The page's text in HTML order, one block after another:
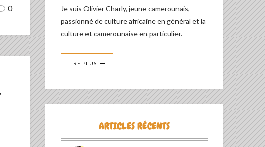
0
Je suis Olivier Charly, jeune camerounais,
passionné de culture africaine en général et la
culture et camerounaise en particulier.
LIRE PLUS
ARTICLES RÉCENTS